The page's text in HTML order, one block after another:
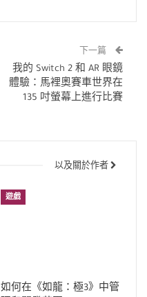
下一篇
我的 Switch 2 和 AR 眼鏡
體驗：馬裡奧賽車世界在
135 吋螢幕上進行比賽
以及關於作者
遊戲
如何在《如龍：極3》中管